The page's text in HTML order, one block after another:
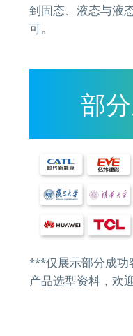
到固态、液态与液
可。
部
***仅展示部分成功
产品选型资料，欢